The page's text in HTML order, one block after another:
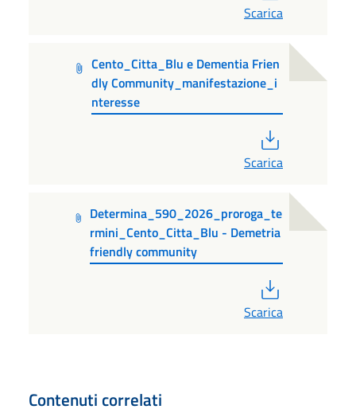
Scarica
Cento_Citta_Blu e Dementia Frien
dly Community_manifestazione_i
nteresse
Scarica
Determina_590_2026_proroga_te
rmini_Cento_Citta_Blu - Demetria
friendly community
Scarica
Contenuti correlati